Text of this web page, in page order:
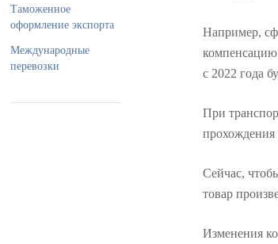
Таможенное
оформление экспорта
Международные
перевозки
Например,
компенсацию
с 2022 года
При
прохождения
Сейчас,
товар
Изменения